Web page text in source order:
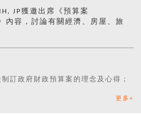
JP獲邀出席《預算案
內容，討論有關經濟、房屋、旅
訂政府財政預算案的理念及心得；
更多+